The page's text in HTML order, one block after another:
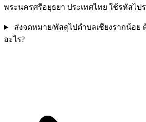
พระนครศรีอยุธยา ประเทศไทย ใช้รหัสไป
ส่งจดหมาย/พัสดุไปตำบลเชียงรากน้อย
อะไร?